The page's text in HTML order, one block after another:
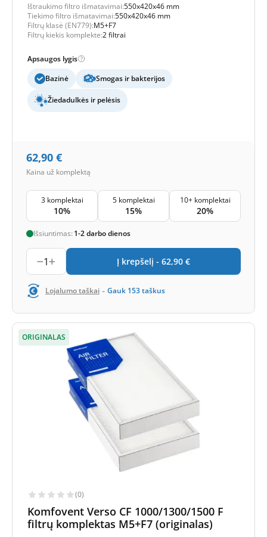
Ištraukimo filtro išmatavimai:550x420x46 mm
Tiekimo filtro išmatavimai:550x420x46 mm
Filtrų klasė (EN779):M5+F7
Filtrų kiekis komplekte:2 filtrai
Apsaugos lygis
Bazinė
Smogas ir bakterijos
Žiedadulkės ir pelėsis
62,90 €
Kaina už komplektą
3 komplektai
10%
5 komplektai
15%
10+ komplektai
20%
Išsiuntimas: 1-2 darbo dienos
1 Į krepšelį - 62,90 €
Lojalumo taškai - Gauk 153taškus
ORIGINALAS
(0)
Komfovent Verso CF 1000/1300/1500 F
filtrų komplektas M5+F7 (originalas)